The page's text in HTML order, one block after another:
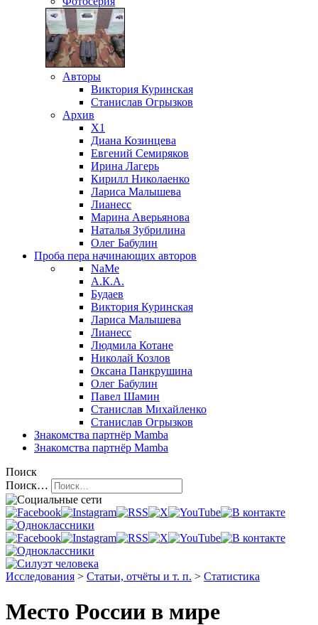
Авторы
Виктория Куринская
Станислав Огрызков
Архив
X1
Диана Козинцева
Евгений Семиряков
Ирина Лагерь
Кирилл Николаенко
Лариса Малышева
Лианесс
Марина Аверьянова
Наталья Зубрилина
Олег Бабулин
Проба пера начинающих авторов
NaMe
А.К.А.
Будаев
Виктория Куринская
Лариса Малышева
Лианесс
Людмила Котане
Николай Козлов
Оксана Панкрушина
Олег Бабулин
Павел Шамин
Станислав Михайленко
Станислав Огрызков
Знакомства партнёр Mamba
Знакомства партнёр Mamba
Поиск
Поиск…
Исследования > Статьи, отчёты и т. п. > Статистика
Место России в мире